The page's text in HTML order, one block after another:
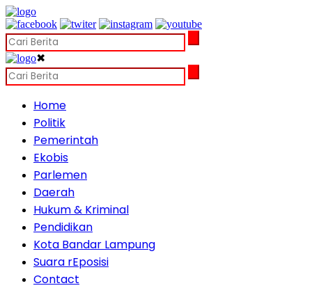
✖
Home
Politik
Pemerintah
Ekobis
Parlemen
Daerah
Hukum & Kriminal
Pendidikan
Kota Bandar Lampung
Suara rEposisi
Contact